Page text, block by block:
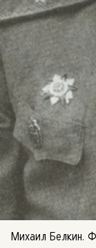
Михаил Белкин.